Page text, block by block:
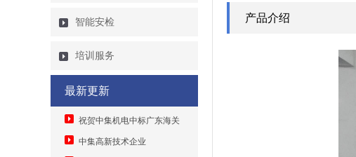
智能安检
培训服务
最新更新
祝贺中集机电中标广东海关
智能分拣大数据监管系统
中集高新技术企业
产品介绍